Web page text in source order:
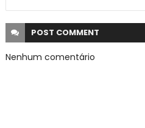
POST COMMENT
Nenhum comentário